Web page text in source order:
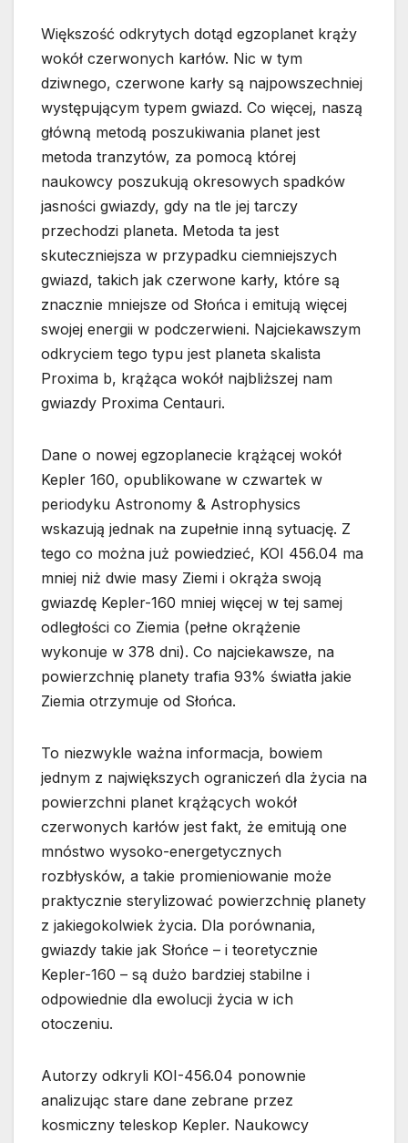
Większość odkrytych dotąd egzoplanet krąży
wokół czerwonych karłów. Nic w tym
dziwnego, czerwone karły są najpowszechniej
występującym typem gwiazd. Co więcej, naszą
główną metodą poszukiwania planet jest
metoda tranzytów, za pomocą której
naukowcy poszukują okresowych spadków
jasności gwiazdy, gdy na tle jej tarczy
przechodzi planeta. Metoda ta jest
skuteczniejsza w przypadku ciemniejszych
gwiazd, takich jak czerwone karły, które są
znacznie mniejsze od Słońca i emitują więcej
swojej energii w podczerwieni. Najciekawszym
odkryciem tego typu jest planeta skalista
Proxima b, krążąca wokół najbliższej nam
gwiazdy Proxima Centauri.
Dane o nowej egzoplanecie krążącej wokół
Kepler 160, opublikowane w czwartek w
periodyku Astronomy & Astrophysics
wskazują jednak na zupełnie inną sytuację. Z
tego co można już powiedzieć, KOI 456.04 ma
mniej niż dwie masy Ziemi i okrąża swoją
gwiazdę Kepler-160 mniej więcej w tej samej
odległości co Ziemia (pełne okrążenie
wykonuje w 378 dni). Co najciekawsze, na
powierzchnię planety trafia 93% światła jakie
Ziemia otrzymuje od Słońca.
To niezwykle ważna informacja, bowiem
jednym z największych ograniczeń dla życia na
powierzchni planet krążących wokół
czerwonych karłów jest fakt, że emitują one
mnóstwo wysoko-energetycznych
rozbłysków, a takie promieniowanie może
praktycznie sterylizować powierzchnię planety
z jakiegokolwiek życia. Dla porównania,
gwiazdy takie jak Słońce – i teoretycznie
Kepler-160 – są dużo bardziej stabilne i
odpowiednie dla ewolucji życia w ich
otoczeniu.
Autorzy odkryli KOI-456.04 ponownie
analizując stare dane zebrane przez
kosmiczny teleskop Kepler. Naukowcy